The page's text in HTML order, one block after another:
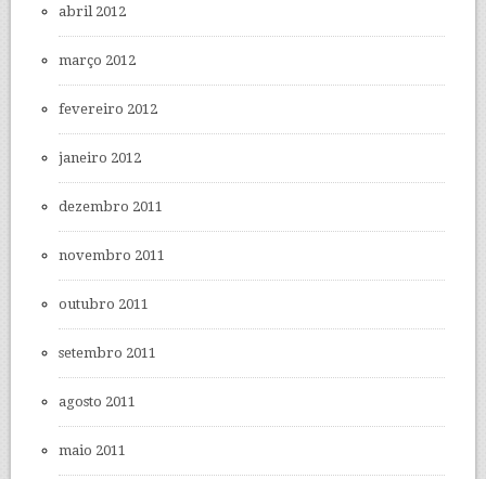
abril 2012
março 2012
fevereiro 2012
janeiro 2012
dezembro 2011
novembro 2011
outubro 2011
setembro 2011
agosto 2011
maio 2011